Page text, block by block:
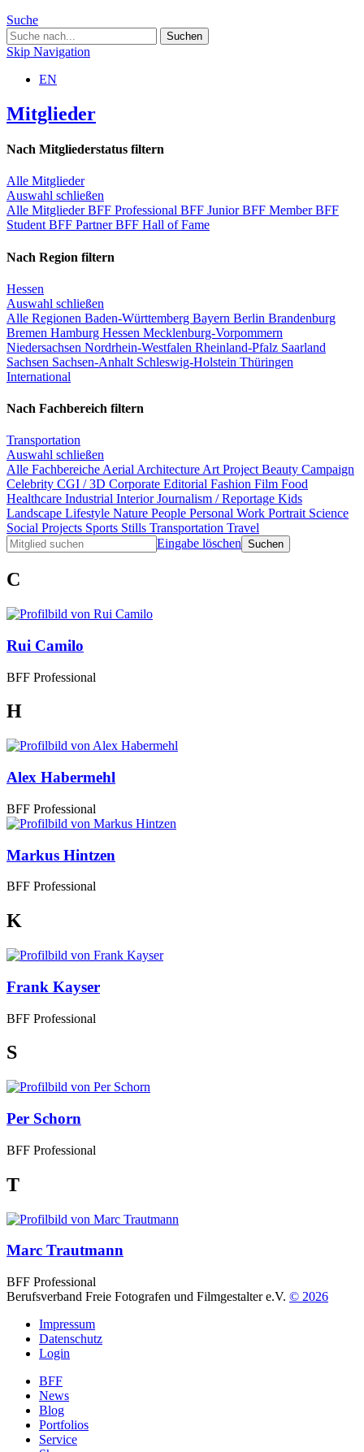
Suche
Skip Navigation
EN
Mitglieder
Nach Mitgliederstatus filtern
Alle Mitglieder
Auswahl schließen
Alle MitgliederBFF Professional BFF JuniorBFF MemberBFF
Student BFF PartnerBFF Hall of Fame
Nach Region filtern
Hessen
Auswahl schließen
Alle Regionen Baden-Württemberg Bayern Berlin Brandenburg
Bremen Hamburg Hessen Mecklenburg-Vorpommern
Niedersachsen Nordrhein-Westfalen Rheinland-Pfalz Saarland
Sachsen Sachsen-Anhalt Schleswig-Holstein Thüringen
International
Nach Fachbereich filtern
Transportation
Auswahl schließen
Alle Fachbereiche Aerial Architecture Art Project Beauty Campaign
Celebrity CGI / 3D Corporate Editorial Fashion Film Food
Healthcare Industrial InteriorJournalism / Reportage Kids
Landscape Lifestyle Nature People Personal Work Portrait Science
Social Projects Sports Stills Transportation Travel
Eingabe löschen
C
Rui Camilo
BFF Professional
H
Alex Habermehl
BFF Professional
Markus Hintzen
BFF Professional
K
Frank Kayser
BFF Professional
S
Per Schorn
BFF Professional
T
Marc Trautmann
BFF Professional
Berufsverband Freie Fotografen und Filmgestalter e.V. © 2026
Impressum
Datenschutz
Login
BFF
News
Blog
Portfolios
Service